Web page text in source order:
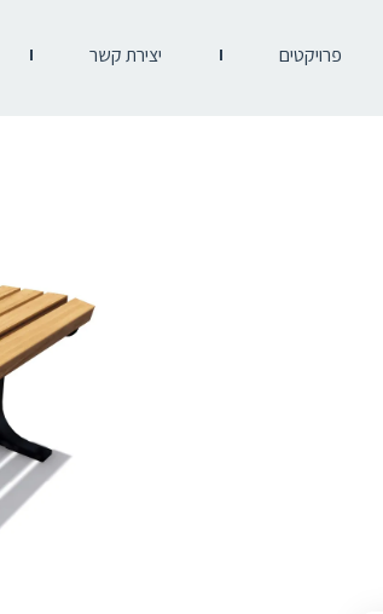
פרויקטים יצירת קשר